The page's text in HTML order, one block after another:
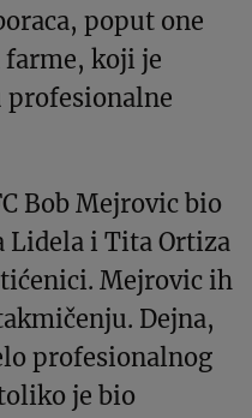
poput one
farme, koji je
profesionalne
Bob Mejrovic bio
Lidela i Tita Ortiza
Mejrovic ih
Dejna,
profesionalnog
je bio